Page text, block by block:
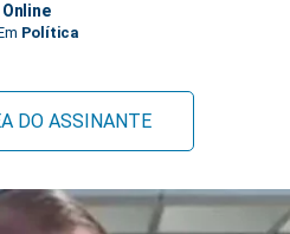
Política
DO ASSINANTE